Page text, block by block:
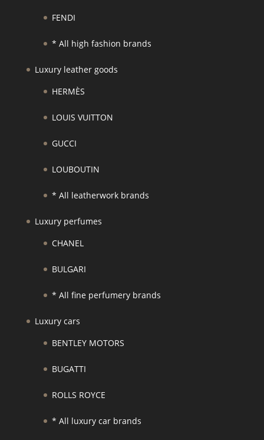
FENDI
* All high fashion brands
Luxury leather goods
HERMÈS
LOUIS VUITTON
GUCCI
LOUBOUTIN
* All leatherwork brands
Luxury perfumes
CHANEL
BULGARI
* All fine perfumery brands
Luxury cars
BENTLEY MOTORS
BUGATTI
ROLLS ROYCE
* All luxury car brands